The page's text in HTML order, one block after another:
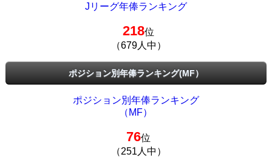
Jリーグ年俸ランキング
218位
（679人中）
ポジション別年俸ランキング(MF）
ポジション別年俸ランキング
（MF）
76位
（251人中）